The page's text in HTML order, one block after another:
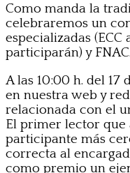
Como manda la
celebraremos un
especializadas
participarán) y FNAC.
A las 10:00 h. del
en nuestra web y
relacionada con el
El primer lector que
participante más
correcta al
como premio un